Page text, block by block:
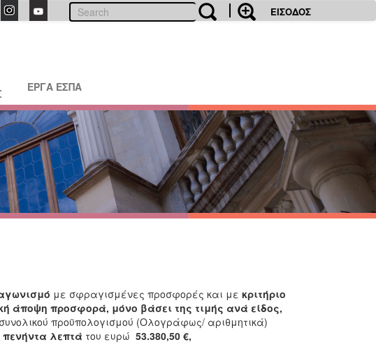
ΕΙΣΟΔΟΣ
ΕΡΓΑ ΕΣΠΑ
με σφραγισμένες προσφορές και με κριτήριο
άποψη προσφορά, μόνο βάσει της τιμής ανά είδος,
συνολικού προϋπολογισμού (Ολογράφως/ αριθμητικά)
πενήντα λεπτά του ευρώ 53.380,50€,